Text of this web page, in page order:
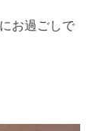
お過ごしで